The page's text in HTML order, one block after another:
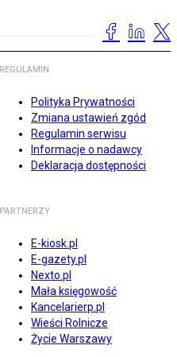
REGULAMIN
Polityka Prywatności
Zmiana ustawień zgód
Regulamin serwisu
Informacje o nadawcy
Deklaracja dostępności
PARTNERZY
E-kiosk.pl
E-gazety.pl
Nexto.pl
Mała księgowość
Kancelarierp.pl
Wieści Rolnicze
Życie Warszawy